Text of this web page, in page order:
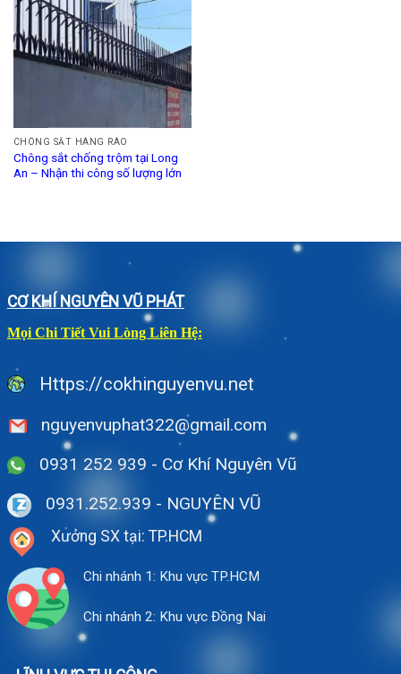
CHÔNG SẮT HÀNG RÀO
Chông sắt chống trộm tại Long
An – Nhận thi công số lượng lớn
CƠ KHÍ NGUYÊN VŨ PHÁT
Mọi Chi Tiết Vui Lòng Liên Hệ:
Https://cokhinguyenvu.net
nguyenvuphat322@gmail.com
0931 252 939 - Cơ Khí Nguyên Vũ
0931.252.939 - NGUYÊN VŨ
Xưởng SX tại: TP.HCM
Chi nhánh 1: Khu vực TP.HCM
Chi nhánh 2: Khu vực Đồng Nai